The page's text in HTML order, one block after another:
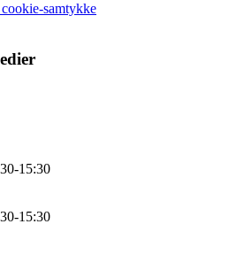
samtykke
30-15:30
30-15:30